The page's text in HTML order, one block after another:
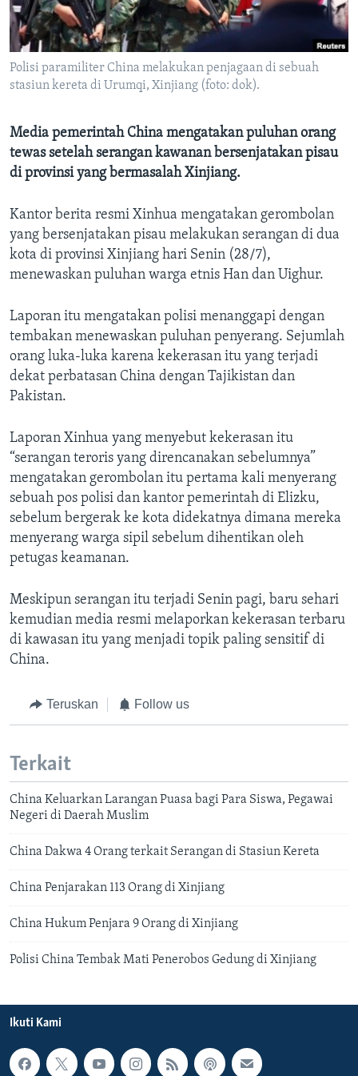
Polisi paramiliter China melakukan penjagaan di sebuah
stasiun kereta di Urumqi, Xinjiang (foto: dok).
Media pemerintah China mengatakan puluhan orang
tewas setelah serangan kawanan bersenjatakan pisau
di provinsi yang bermasalah Xinjiang.
Kantor berita resmi Xinhua mengatakan gerombolan
yang bersenjatakan pisau melakukan serangan di dua
kota di provinsi Xinjiang hari Senin (28/7),
menewaskan puluhan warga etnis Han dan Uighur.
Laporan itu mengatakan polisi menanggapi dengan
tembakan menewaskan puluhan penyerang. Sejumlah
orang luka-luka karena kekerasan itu yang terjadi
dekat perbatasan China dengan Tajikistan dan
Pakistan.
Laporan Xinhua yang menyebut kekerasan itu
“serangan teroris yang direncanakan sebelumnya”
mengatakan gerombolan itu pertama kali menyerang
sebuah pos polisi dan kantor pemerintah di Elizku,
sebelum bergerak ke kota didekatnya dimana mereka
menyerang warga sipil sebelum dihentikan oleh
petugas keamanan.
Meskipun serangan itu terjadi Senin pagi, baru sehari
kemudian media resmi melaporkan kekerasan terbaru
di kawasan itu yang menjadi topik paling sensitif di
China.
Teruskan Follow us
Terkait
China Keluarkan Larangan Puasa bagi Para Siswa, Pegawai
Negeri di Daerah Muslim
China Dakwa 4 Orang terkait Serangan di Stasiun Kereta
China Penjarakan 113 Orang di Xinjiang
China Hukum Penjara 9 Orang di Xinjiang
Polisi China Tembak Mati Penerobos Gedung di Xinjiang
Ikuti Kami